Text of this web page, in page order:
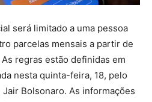
será limitado a uma pessoa
parcelas mensais a partir de
regras estão definidas em
nesta quinta-feira, 18, pelo
Bolsonaro. As informações